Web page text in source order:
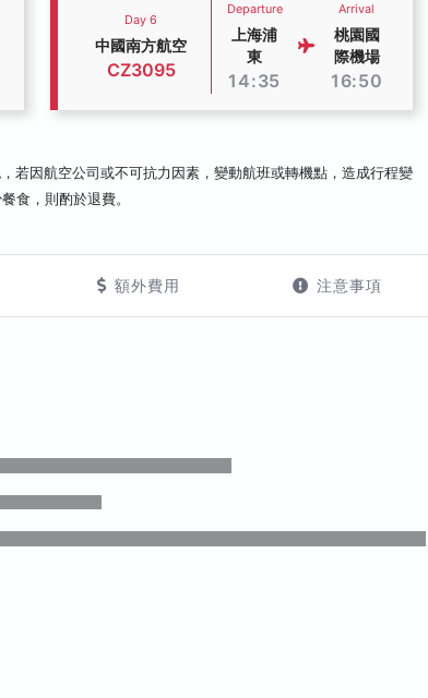
Day 6
中國南方航空
CZ3095
Departure
上海浦
東
14:35
Arrival
桃園國
際機場
16:50
若因航空公司或不可抗力因素，變動航班或轉機點，造成行程變
食，則酌於退費。
額外費用 注意事項